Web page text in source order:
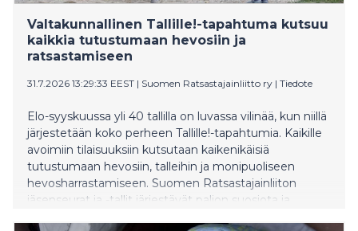
Valtakunnallinen Tallille!-tapahtuma kutsuu
kaikkia tutustumaan hevosiin ja
ratsastamiseen
31.7.2026 13:29:33 EEST | Suomen Ratsastajainliitto ry | Tiedote
Elo-syyskuussa yli 40 tallilla on luvassa vilinää, kun niillä
järjestetään koko perheen Tallille!-tapahtumia. Kaikille
avoimiin tilaisuuksiin kutsutaan kaikenikäisiä
tutustumaan hevosiin, talleihin ja monipuoliseen
hevosharrastamiseen. Suomen Ratsastajainliiton
jäsenseurat ja -tallit järjestävät paljon suosiota ja